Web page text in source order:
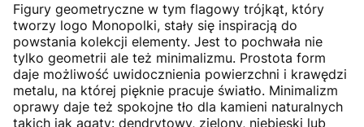
Figury geometryczne w tym flagowy trójkąt, który
tworzy logo Monopolki, stały się inspiracją do
powstania kolekcji elementy. Jest to pochwała nie
tylko geometrii ale też minimalizmu. Prostota form
daje możliwość uwidocznienia powierzchni i krawędzi
metalu, na której pięknie pracuje światło. Minimalizm
oprawy daje też spokojne tło dla kamieni naturalnych
takich jak agaty: dendrytowy, zielony, niebieski lub